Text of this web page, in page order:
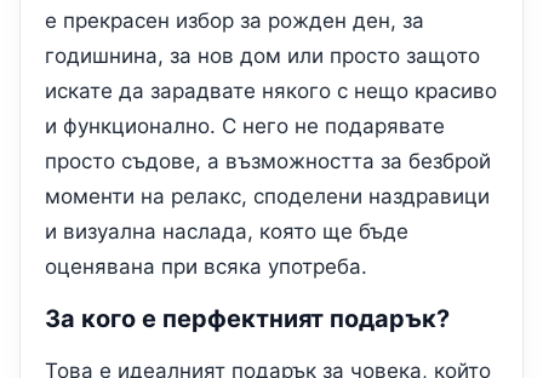
е прекрасен избор за рожден ден, за
годишнина, за нов дом или просто защото
искате да зарадвате някого с нещо красиво
и функционално. С него не подарявате
просто съдове, а възможността за безброй
моменти на релакс, споделени наздравици
и визуална наслада, която ще бъде
оценявана при всяка употреба.
За кого е перфектният подарък?
Това е идеалният подарък за човека, който